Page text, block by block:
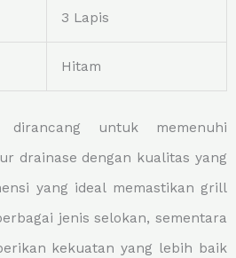
3 Lapis
Hitam
dirancang untuk memenuhi
drainase dengan kualitas yang
yang ideal memastikan grill
jenis selokan, sementara
kekuatan yang lebih baik